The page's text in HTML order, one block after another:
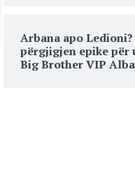
Arbana apo
përgjigjen epike për
Big Brother VIP